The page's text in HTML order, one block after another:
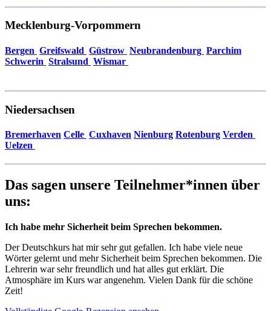
Mecklenburg-Vorpommern
Bergen Greifswald Güstrow Neubrandenburg Parchim
Schwerin Stralsund Wismar
Niedersachsen
Bremerhaven Celle Cuxhaven Nienburg Rotenburg Verden
Uelzen
Das sagen unsere Teilnehmer*innen über
uns:
Ich habe mehr Sicherheit beim Sprechen bekommen.
Der Deutschkurs hat mir sehr gut gefallen. Ich habe viele neue
Wörter gelernt und mehr Sicherheit beim Sprechen bekommen. Die
Lehrerin war sehr freundlich und hat alles gut erklärt. Die
Atmosphäre im Kurs war angenehm. Vielen Dank für die schöne
Zeit!